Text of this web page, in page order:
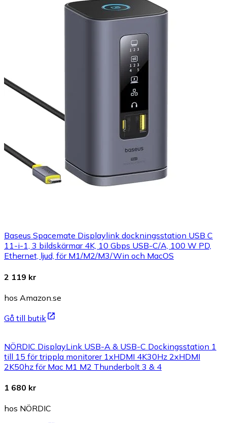
Baseus Spacemate Displaylink dockningsstation USB C
11-i-1, 3 bildskärmar 4K, 10 Gbps USB-C/A, 100 W PD,
Ethernet, ljud, för M1/M2/M3/Win och MacOS
2 119 kr
hos Amazon.se
Gå till butik
NÖRDIC DisplayLink USB-A & USB-C Dockingsstation 1
till 15 för trippla monitorer 1xHDMI 4K30Hz 2xHDMI
2K50hz för Mac M1 M2 Thunderbolt 3 & 4
1 680 kr
hos NÖRDIC